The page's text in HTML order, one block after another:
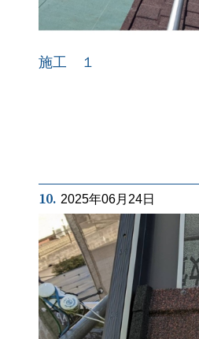
施工 １
10. 2025年06月24日